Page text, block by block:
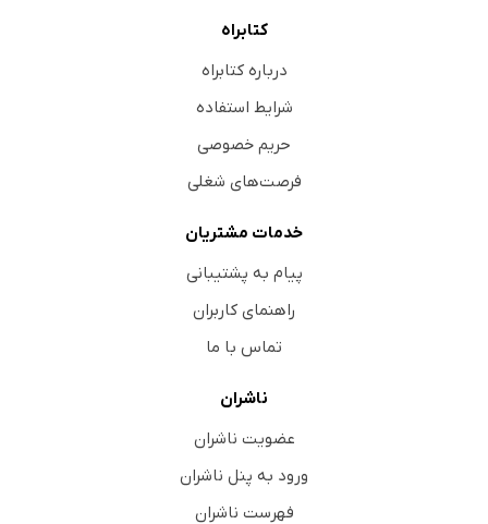
کتابراه
درباره کتابراه
شرایط استفاده
حریم خصوصی
فرصت‌های شغلی
خدمات مشتریان
پیام به پشتیبانی
راهنمای کاربران
تماس با ما
ناشران
عضویت ناشران
ورود به پنل ناشران
فهرست ناشران